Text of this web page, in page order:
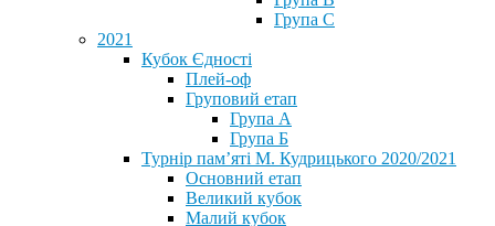
Група C
2021
Кубок Єдності
Плей-оф
Груповий етап
Група А
Група Б
Турнір пам’яті М. Кудрицького 2020/2021
Основний етап
Великий кубок
Малий кубок